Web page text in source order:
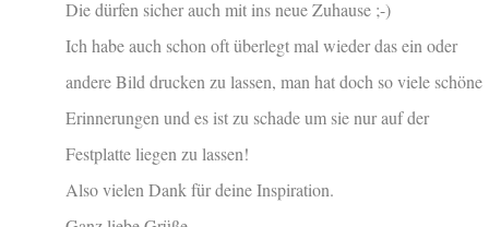
Die dürfen sicher auch mit ins neue Zuhause ;-)
Ich habe auch schon oft überlegt mal wieder das ein oder
andere Bild drucken zu lassen, man hat doch so viele schöne
Erinnerungen und es ist zu schade um sie nur auf der
Festplatte liegen zu lassen!
Also vielen Dank für deine Inspiration.